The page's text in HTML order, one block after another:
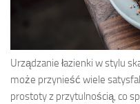
Urządzanie łazienki w stylu
może przynieść wiele
prostoty z przytulnością, co